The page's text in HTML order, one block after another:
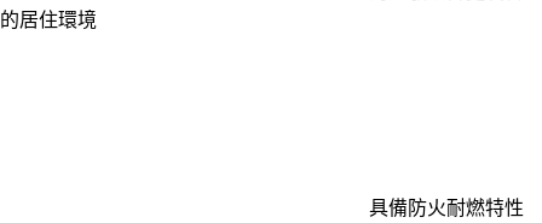
的居住環境
具備防火耐燃特性